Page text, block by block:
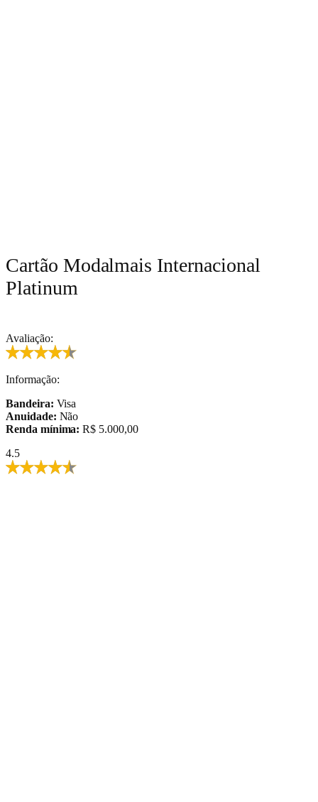
Cartão Modalmais Internacional
Platinum
Avaliação:
Informação:
Bandeira: Visa
Anuidade: Não
Renda mínima: R$ 5.000,00
4.5